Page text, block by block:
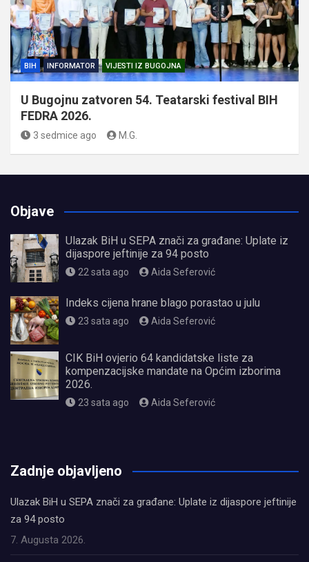
BIH INFORMATOR VIJESTI IZ BUGOJNA
U Bugojnu zatvoren 54. Teatarski festival BIH
FEDRA 2026.
3 sedmice ago M.G.
Objave
Ulazak BiH u SEPA znači za građane: Uplate iz
dijaspore jeftinije za 94 posto
22 sata ago Aida Seferović
Indeks cijena hrane blago porastao u julu
23 sata ago Aida Seferović
CIK BiH ovjerio 64 kandidatske liste za
kompenzacijske mandate na Općim izborima
2026.
23 sata ago Aida Seferović
Zadnje objavljeno
Ulazak BiH u SEPA znači za građane: Uplate iz dijaspore jeftinije
za 94 posto
7. Augusta 2026.